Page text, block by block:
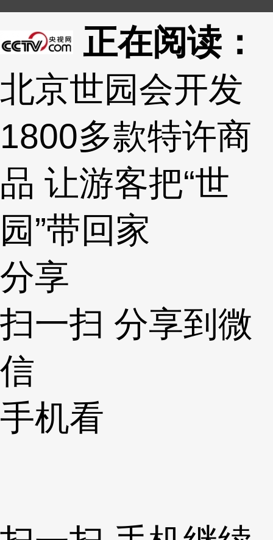
正在阅读：
北京世园会开发
1800多款特许商
品 让游客把“世
园”带回家
分享
扫一扫 分享到微
信
手机看